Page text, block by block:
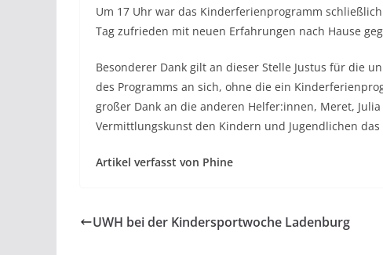
Um 17 Uhr war das Kinderferienprogramm
Tag zufrieden mit neuen Erfahrungen nach Hause
Besonderer Dank gilt an dieser Stelle Justus für die
des Programms an sich, ohne die ein
großer Dank an die anderen Helfer:innen, Meret,
Vermittlungskunst den Kindern und Jugendlichen
Artikel verfasst von Phine
UWH bei der Kindersportwoche Ladenburg